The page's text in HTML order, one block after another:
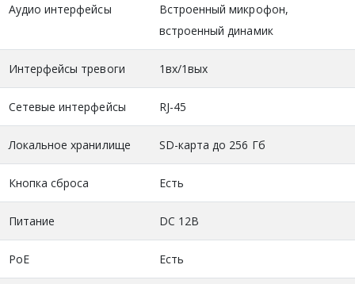
Аудио интерфейсы
Встроенный микрофон,
встроенный динамик
Интерфейсы тревоги 1вх/1вых
Сетевые интерфейсы RJ-45
Локальное хранилище SD-карта до 256 Гб
Кнопка сброса Есть
Питание DC 12В
PoE Есть